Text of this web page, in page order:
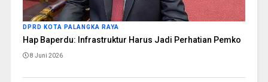
DPRD KOTA PALANGKA RAYA
Hap Baperdu: Infrastruktur Harus Jadi Perhatian Pemko
8 Juni 2026